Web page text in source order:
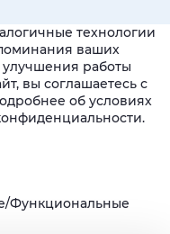
технологии
ваших
улучшения работы
вы соглашаетесь с
об условиях
Функциональные